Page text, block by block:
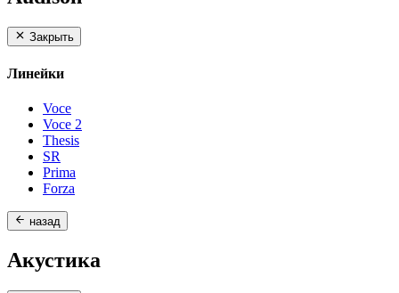
Закрыть
Линейки
Voce
Voce 2
Thesis
SR
Prima
Forza
назад
Акустика